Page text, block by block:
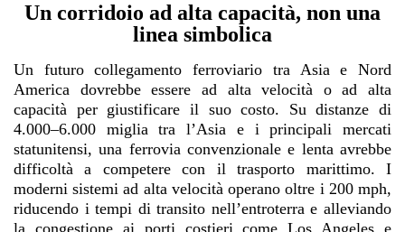
Un corridoio ad alta capacità, non una
linea simbolica
Un futuro collegamento ferroviario tra Asia e Nord
America dovrebbe essere ad alta velocità o ad alta
capacità per giustificare il suo costo. Su distanze di
4.000–6.000 miglia tra l’Asia e i principali mercati
statunitensi, una ferrovia convenzionale e lenta avrebbe
difficoltà a competere con il trasporto marittimo. I
moderni sistemi ad alta velocità operano oltre i 200 mph,
riducendo i tempi di transito nell’entroterra e alleviando